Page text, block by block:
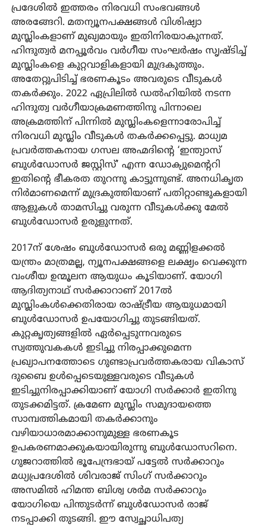
പ്രദേശില്‍ ഇത്തരം നിരവധി സംഭവങ്ങള്‍
അരങ്ങേറി. മതന്യൂനപക്ഷങ്ങള്‍ വിശിഷ്യാ
മുസ്ലിംകളാണ് മുഖ്യമായും ഇതിനിരയാകുന്നത്.
ഹിന്ദുത്വര്‍ മനപ്പൂര്‍വം വര്‍ഗീയ സംഘര്‍ഷം സൃഷ്ടിച്ച്
മുസ്ലിംകളെ കുറ്റവാളികളായി മുദ്രകുത്തും.
അതേറ്റുപിടിച്ച് ഭരണകൂടം അവരുടെ വീടുകള്‍
തകര്‍ക്കും. 2022 ഏപ്രിലില്‍ ഡല്‍ഹിയില്‍ നടന്ന
ഹിന്ദുത്വ വര്‍ഗീയാക്രമണത്തിനു പിന്നാലെ
അക്രമത്തിന് പിന്നില്‍ മുസ്ലിംകളെന്നാരോപിച്ച്
നിരവധി മുസ്ലിം വീടുകള്‍ തകര്‍ക്കപ്പെട്ടു. മാധ്യമ
പ്രവര്‍ത്തകനായ ഗസല അഹ്മദിന്റെ ‘ഇന്ത്യാസ്
ബുള്‍ഡോസര്‍ ജസ്റ്റിസ്’ എന്ന ഡോക്യുമെന്ററി
ഇതിന്റെ ഭീകരത തുറന്നു കാട്ടുന്നുണ്ട്. അനധികൃത
നിര്‍മാണമെന്ന് മുദ്രകുത്തിയാണ് പതിറ്റാണ്ടുകളായി
ആളുകള്‍ താമസിച്ചു വരുന്ന വീടുകള്‍ക്കു മേല്‍
ബുള്‍ഡോസര്‍ ഉരുളുന്നത്.
2017ന് ശേഷം ബുള്‍ഡോസര്‍ ഒരു മണ്ണിളക്കല്‍
യന്ത്രം മാത്രമല്ല, ന്യൂനപക്ഷങ്ങളെ ലക്ഷ്യം വെക്കുന്ന
വംശീയ ഉന്മൂലന ആയുധം കൂടിയാണ്. യോഗി
ആദിത്യനാഥ് സര്‍ക്കാറാണ് 2017ല്‍
മുസ്ലിംകള്‍ക്കെതിരായ രാഷ്ട്രീയ ആയുധമായി
ബുള്‍ഡോസര്‍ ഉപയോഗിച്ചു തുടങ്ങിയത്.
കുറ്റകൃത്യങ്ങളില്‍ ഏര്‍പ്പെടുന്നവരുടെ
സ്വത്തുവകകള്‍ ഇടിച്ചു നിരപ്പാക്കുമെന്ന
പ്രഖ്യാപനത്തോടെ ഗുണ്ടാപ്രവര്‍ത്തകരായ വികാസ്
ദുബൈ ഉള്‍പ്പെടെയുള്ളവരുടെ വീടുകള്‍
ഇടിച്ചുനിരപ്പാക്കിയാണ് യോഗി സര്‍ക്കാര്‍ ഇതിനു
തുടക്കമിട്ടത്. ക്രമേണ മുസ്ലിം സമുദായത്തെ
സാമ്പത്തികമായി തകര്‍ക്കാനും
വഴിയാധാരമാക്കാനുമുള്ള ഭരണകൂട
ഉപകരണമാക്കുകയായിരുന്നു ബുള്‍ഡോസറിനെ.
ഗുജറാത്തില്‍ ഭൂപേന്ദ്രഭായ് പട്ടേല്‍ സര്‍ക്കാറും
മധ്യപ്രദേശില്‍ ശിവരാജ് സിംഗ് സര്‍ക്കാറും
അസമില്‍ ഹിമന്ത ബിശ്വ ശര്‍മ സര്‍ക്കാറും
യോഗിയെ പിന്തുടര്‍ന്ന് ബുള്‍ഡോസര്‍ രാജ്
നടപ്പാക്കി തുടങ്ങി. ഈ സ്വേച്ഛാധിപത്യ